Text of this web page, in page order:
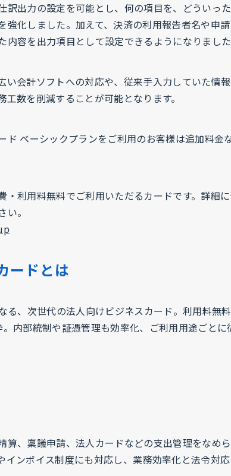
訳出力の設定を可能とし、何の項目を、どういっ
強化しました。加えて、決済の利用報告者名や申
内容を出力項目として設定できるようになりました
い会計ソフトへの対応や、従来手入力していた情
数を削減することが可能となります。
ド ベーシックプランをご利用のお客様は追加料金
・利用料無料でご利用いただるカードです。詳細
。
ードとは
る、次世代の法人向けビジネスカード。利用料無
内部統制や証憑管理も効率化、ご利用用途ごとに
算、稟議申請、法人カードなどの支出管理をなめ
インボイス制度にも対応し、業務効率化と法令対